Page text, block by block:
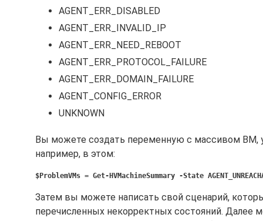
AGENT_ERR_DISABLED
AGENT_ERR_INVALID_IP
AGENT_ERR_NEED_REBOOT
AGENT_ERR_PROTOCOL_FAILURE
AGENT_ERR_DOMAIN_FAILURE
AGENT_CONFIG_ERROR
UNKNOWN
Вы можете создать переменную с массивом ВМ,
например, в этом:
$ProblemVMs = Get-HVMachineSummary -State
Затем вы можете написать свой сценарий,
перечисленных некорректных состояний. Далее